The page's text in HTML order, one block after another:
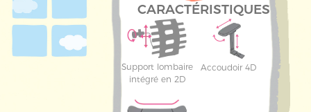
CARACTÉRISTIQUES
Support lombaire
intégré en 2D
Accoudoir 4D